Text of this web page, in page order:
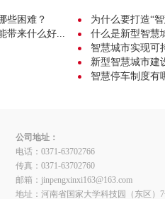
些困难？
为什么要打造“
带来什么好...
什么是新型智慧
智慧城市实现可
新型智慧城市建
智慧停车制度有
公司地址：
电话：0371-63702766
传真：0371-63702760
邮箱：jinpengxinxi163@163.com
地址：河南省国家大学科技园（东区）